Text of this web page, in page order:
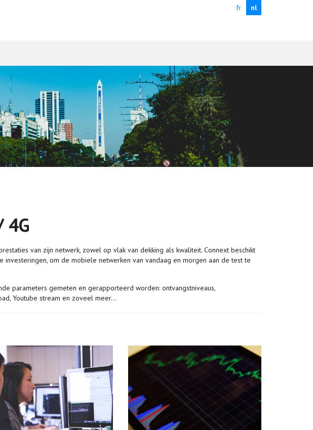
fr nl
4G
van zijn netwerk, zowel op vlak van dekking als kwaliteit. Connext beschikt
om de mobiele netwerken van vandaag en morgen aan de test te
parameters gemeten en gerapporteerd worden: ontvangstniveaus,
Youtube stream en zoveel meer…